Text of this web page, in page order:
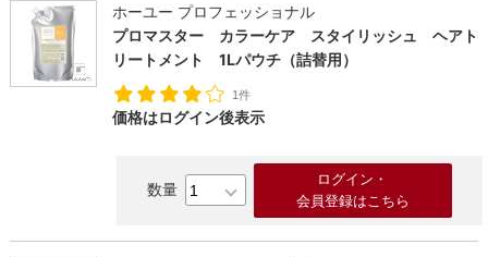
ホーユー プロフェッショナル
プロマスター カラーケア スタイリッシュ ヘアト
リートメント 1Lパウチ（詰替用）
1件
価格はログイン後表示
ログイン・
会員登録はこちら